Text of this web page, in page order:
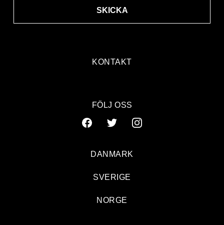
KONTAKT
SKICKA
FÖLJ OSS
DANMARK
SVERIGE
NORGE